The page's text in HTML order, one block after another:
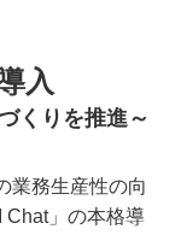
入
くりを推進～
業務生産性の向
Chat」の本格導